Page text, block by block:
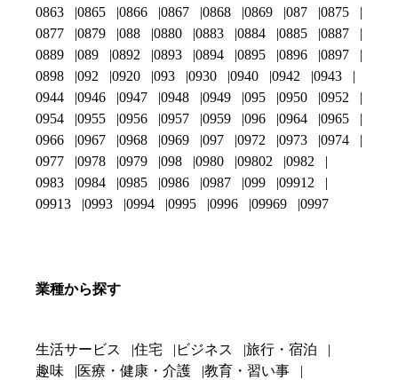
0863
0865 0866 0867 0868 0869 087
0875
0877
0879 088 0880 0883 0884 0885
0887
0889
089 0892 0893 0894 0895 0896
0897
0898
092 0920 093 0930 0940 0942
0943
0944
0946 0947 0948 0949 095 0950
0952
0954
0955 0956 0957 0959 096 0964
0965
0966
0967 0968 0969 097 0972 0973
0974
0977
0978 0979 098 0980 09802
0982
0983
0984 0985 0986 0987 099
09912
09913
0993 0994 0995 0996 09969 0997
業種から探す
生活サービス 住宅 ビジネス
旅行・宿泊
趣味
医療・健康・介護
教育・習い事